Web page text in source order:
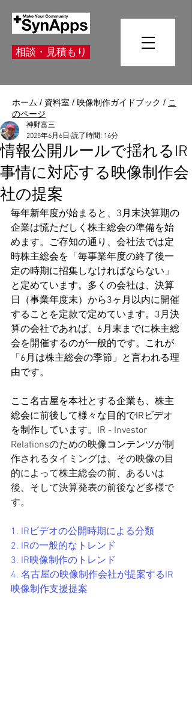
相談・見積もり
ホーム / 資料室 / 映像制作ガイドブック / こ
のページ
情報公開ルールで揺れるIR
事情に対応する映像制作会
社の提案
神野富三
2025年6月6日 読了時間: 16分
毎年新年度が始まると、3月末決算期の
企業は慌ただしく株主総会の準備を始
めます。ご存知の通り、会社法では定
時株主総会を「毎事業年度の終了後一
定の時期に招集しなければならない」
と定めています。多くの会社は、決算
日（事業年度末）から3ヶ月以内に開催
することを定款で定めています。3月決
算の会社であれば、6月末までに株主総
会を開催するのが一般的です。これが
「6月は株主総会の季節」と言われる理
由です。
ここ名古屋を本社とする企業も、株主
総会に前後して様々な目的でIRビデオ
を制作しています。 IR - Investor
Relationsのための映像コンテンツが制
作されるタイミングは、その映像の目
的によって株主総会の前、あるいは
後、そして決算発表の前後など多様で
す。
1. IRビデオの公開時期による分類
2. IRの一般的なトレンド
3. IR映像制作のトレンド
4. 名古屋の映像制作会社が提案するIR
映像制作支援提案